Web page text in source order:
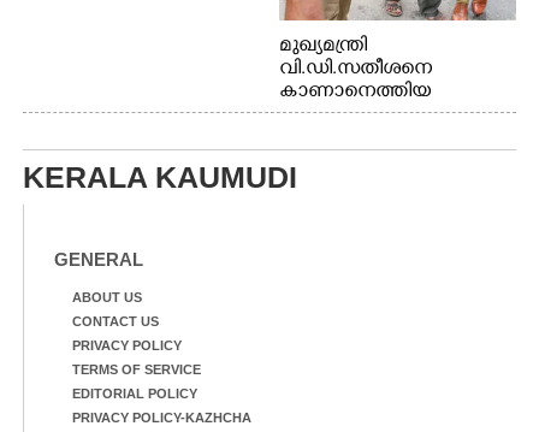
മുഖ്യമന്ത്രി
വി.ഡി.സതീശനെ
കാണാനെത്തിയ
മോഹനൻ നായർ
KERALA KAUMUDI
GENERAL
ABOUT US
CONTACT US
PRIVACY POLICY
TERMS OF SERVICE
EDITORIAL POLICY
PRIVACY POLICY-KAZHCHA